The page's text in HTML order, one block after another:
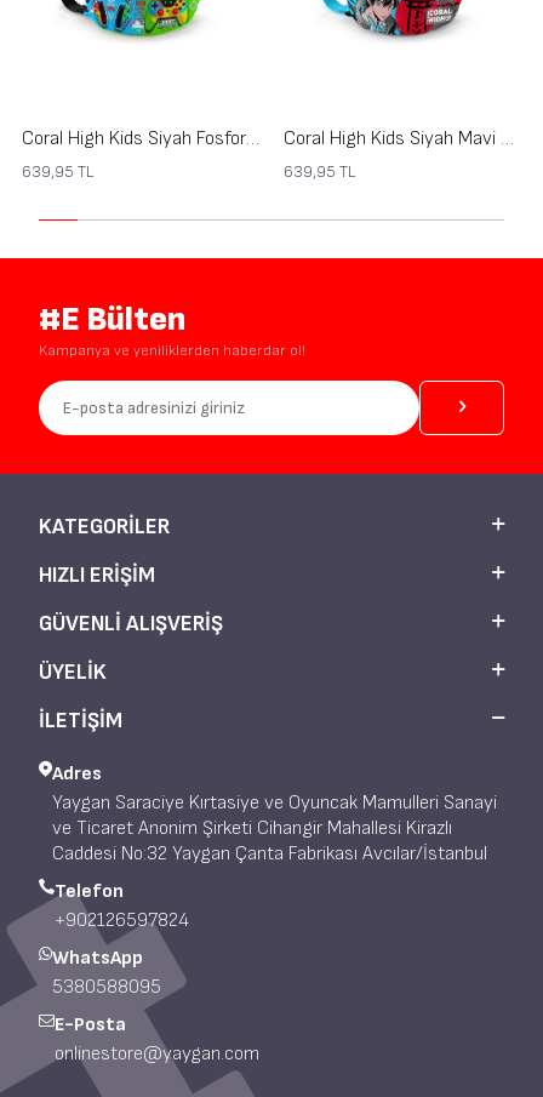
Coral High Kids Siyah Fosforlu Yeşil Kulaklık Game Desenli Bel Çantası 11559
639,95 TL
Coral High Kids Siyah Mavi Anime Desenli Bel Çantası 11558
639,95 TL
#E Bülten
Kampanya ve yeniliklerden haberdar ol!
KATEGORILER
HIZLI ERIŞIM
GÜVENLI ALIŞVERIŞ
ÜYELIK
İLETİŞİM
Adres
Yaygan Saraciye Kırtasiye ve Oyuncak Mamulleri Sanayi
ve Ticaret Anonim Şirketi Cihangir Mahallesi Kirazlı
Caddesi No:32 Yaygan Çanta Fabrikası Avcılar/İstanbul
Telefon
+902126597824
WhatsApp
5380588095
E-Posta
onlinestore@yaygan.com